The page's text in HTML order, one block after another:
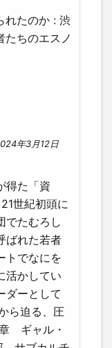
れたのか : 渋
たちのエスノ
年3月12日
得た「資
世紀初頭に
でたむろし
ばれた若者
トでなにを
活かしてい
ダーとして
ら迫る、圧
ギャル・